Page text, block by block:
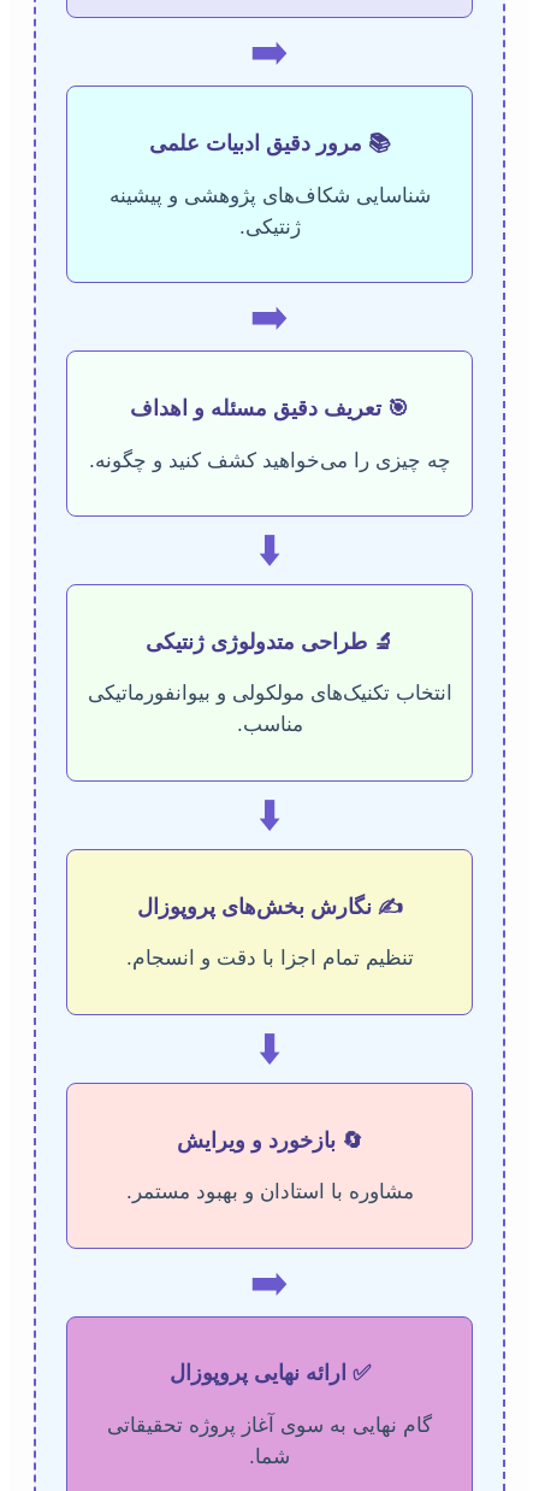
➡️
📚 مرور دقیق ادبیات علمی
شناسایی شکاف‌های پژوهشی و پیشینه
ژنتیکی.
➡️
🎯 تعریف دقیق مسئله و اهداف
چه چیزی را می‌خواهید کشف کنید و چگونه.
⬇️
🔬 طراحی متدولوژی ژنتیکی
انتخاب تکنیک‌های مولکولی و بیوانفورماتیکی
مناسب.
⬇️
✍️ نگارش بخش‌های پروپوزال
تنظیم تمام اجزا با دقت و انسجام.
⬇️
🔄 بازخورد و ویرایش
مشاوره با استادان و بهبود مستمر.
➡️
✅ ارائه نهایی پروپوزال
گام نهایی به سوی آغاز پروژه تحقیقاتی
شما.